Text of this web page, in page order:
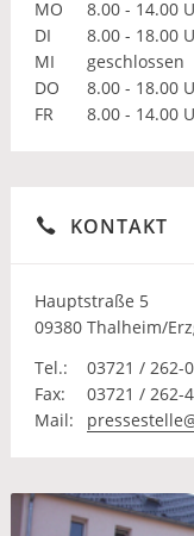
MO
8.00 - 14.00
DI
8.00 - 18.00
MI
geschlossen
DO
8.00 - 18.00
FR
8.00 - 14.00
KONTAKT
Hauptstraße 5
09380 Thalheim/
Tel.:
03721 / 262-0
Fax:
03721 / 262-
Mail: